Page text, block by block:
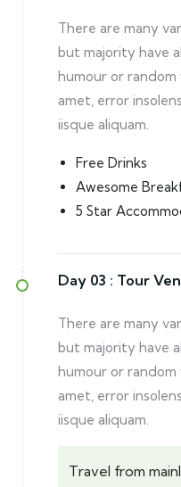
There are many
but majority have
humour or random
amet, error
iisque aliquam.
Free Drinks
Awesome
5 Star
Day 03 : Tour
There are many
but majority have
humour or random
amet, error
iisque aliquam.
Travel from